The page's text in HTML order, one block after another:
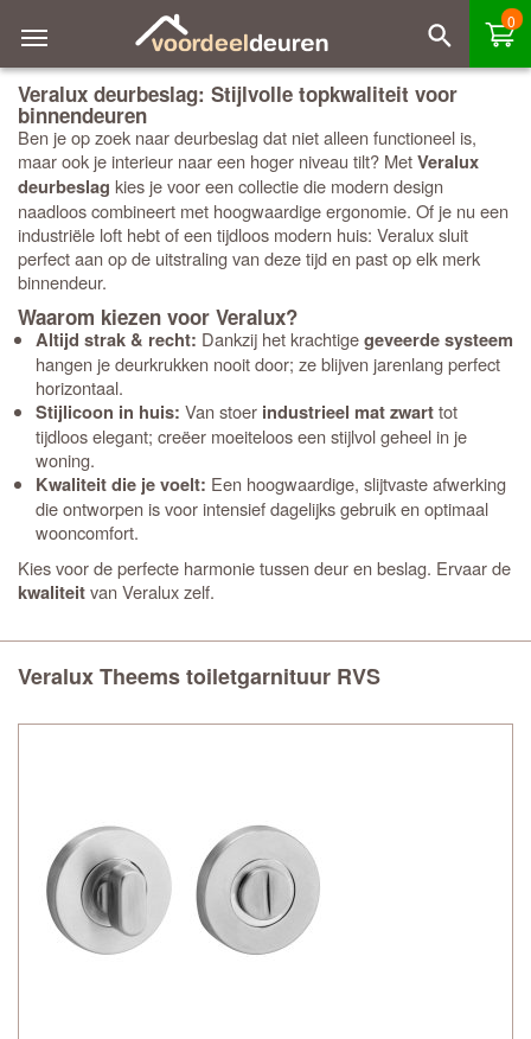
0
Veralux deurbeslag: Stijlvolle topkwaliteit voor
binnendeuren
Ben je op zoek naar deurbeslag dat niet alleen functioneel is,
maar ook je interieur naar een hoger niveau tilt? MetVeralux
deurbeslag kies je voor een collectie die modern design
naadloos combineert met hoogwaardige ergonomie. Of je nu een
industriële loft hebt of een tijdloos modern huis: Veralux sluit
perfect aan op de uitstraling van deze tijd en past op elk merk
binnendeur.
Waarom kiezen voor Veralux?
Altijd strak & recht: Dankzij het krachtigegeveerde systeem
hangen je deurkrukken nooit door; ze blijven jarenlang perfect
horizontaal.
Stijlicoon in huis: Van stoer industrieel mat zwarttot
tijdloos elegant; creëer moeiteloos een stijlvol geheel in je
woning.
Kwaliteit die je voelt: Een hoogwaardige, slijtvaste afwerking
die ontworpen is voor intensief dagelijks gebruik en optimaal
wooncomfort.
Kies voor de perfecte harmonie tussen deur en beslag. Ervaar de
kwaliteitvan Veralux zelf.
Veralux Theems toiletgarnituur RVS